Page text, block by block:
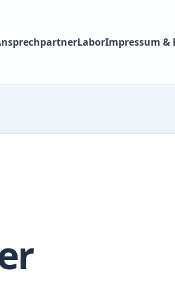
LaborImpressum &